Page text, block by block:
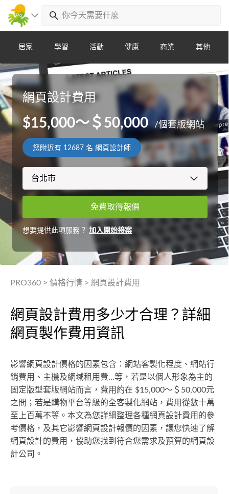
居家 學習 活動 健康 商業 其他
網頁設計費用
$15,000～＄50,000 /個套版網站
您附近有 12687 名 網頁設計師
免費取得報價
想要提供此項服務？加入開始接案
PRO360 > 價格行情 > 網頁設計費用
網頁設計費用多少才合理？詳細
網頁製作費用資訊
影響網頁設計價格的因素包含：網站客製化程度、網站行
銷費用、主機及網域租用費...等，若是以個人形象為主的
固定版型套版網站而言，費用約在 $15,000～＄50,000元
之間；若是購物平台等級的全客製化網站，費用從數十萬
至上百萬不等。本文為您詳細整理各種網頁設計費用的參
考價格，及其它影響網頁設計報價的因素，讓您快速了解
網頁設計的費用，協助您找到符合您需求及預算的網頁設
計公司。